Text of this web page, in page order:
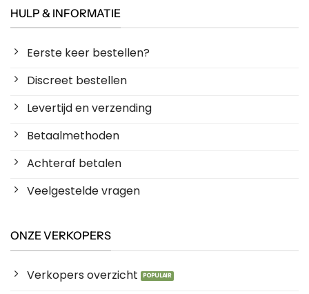
HULP & INFORMATIE
Eerste keer bestellen?
Discreet bestellen
Levertijd en verzending
Betaalmethoden
Achteraf betalen
Veelgestelde vragen
ONZE VERKOPERS
Verkopers overzicht